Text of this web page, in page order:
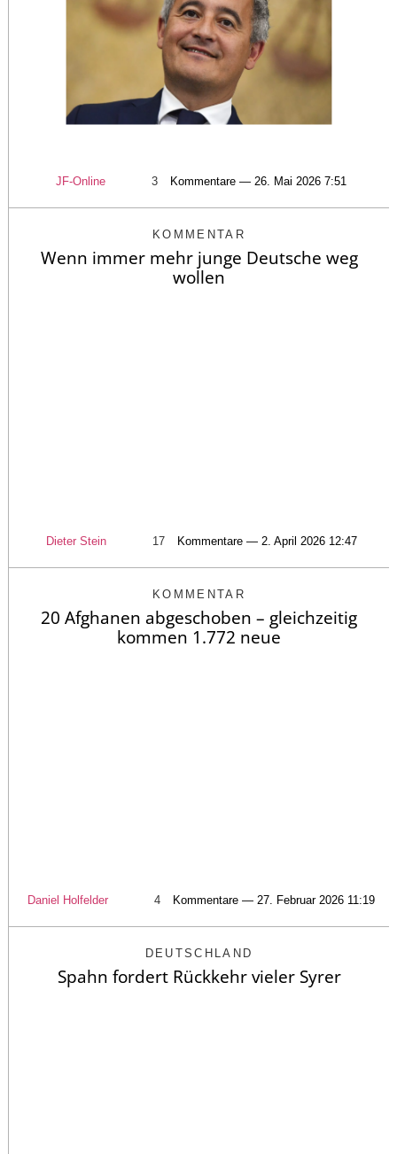
JF-Online 3 Kommentare — 26. Mai 2026 7:51
KOMMENTAR
Wenn immer mehr junge Deutsche weg
wollen
Dieter Stein 17 Kommentare — 2. April 2026 12:47
KOMMENTAR
20 Afghanen abgeschoben – gleichzeitig
kommen 1.772 neue
Daniel Holfelder 4 Kommentare — 27. Februar 2026 11:19
DEUTSCHLAND
Spahn fordert Rückkehr vieler Syrer